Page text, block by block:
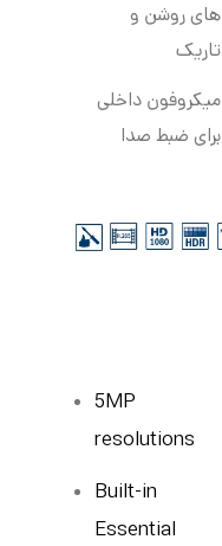
های روشن و
تاریک
میکروفون داخلی
برای ضبط صدا
5MP
resolutions
Built-in
Essential